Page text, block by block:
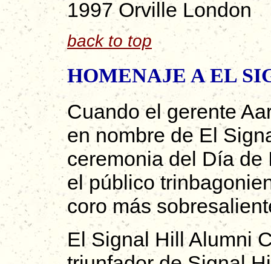
1997 Orville London
back to top
HOMENAJE A EL
Cuando el gerente
en nombre de El
ceremonia del Día de
el público
coro más
El Signal Hill Alumni